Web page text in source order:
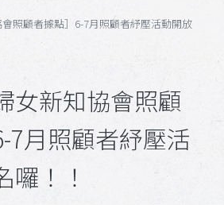
會照顧者據點］6-7月照顧者紓壓活動開放
女新知協會照顧
7月照顧者紓壓活
囉！！